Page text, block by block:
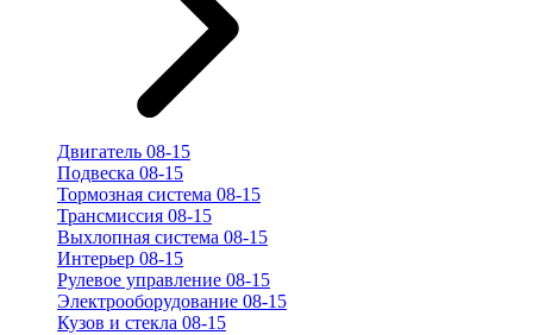
Двигатель 08-15
Подвеска 08-15
Тормозная система 08-15
Трансмиссия 08-15
Выхлопная система 08-15
Интерьер 08-15
Рулевое управление 08-15
Электрооборудование 08-15
Кузов и стекла 08-15